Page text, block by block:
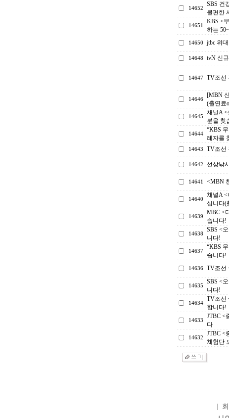
14652
SBS 건
불편한
14651
KBS <
하는
14650 jtbc 위
14648 tvN 신
14647 TV조선
14646
[MBN
(출연료
14645
채널A <
분을 찾
14644
“KBS
례자를
14643 TV조선
14642 선상낚
14641 <MBN
14640
채널A <
십니다(
14639
MBC <
습니다!
14638
SBS <
니다!
14637
“KBS
습니다!
14636 TV조선
14635
SBS <
니다!
14634
TV조선
합니다!
14633
JTBC <
다
14632
JTBC <
체험단